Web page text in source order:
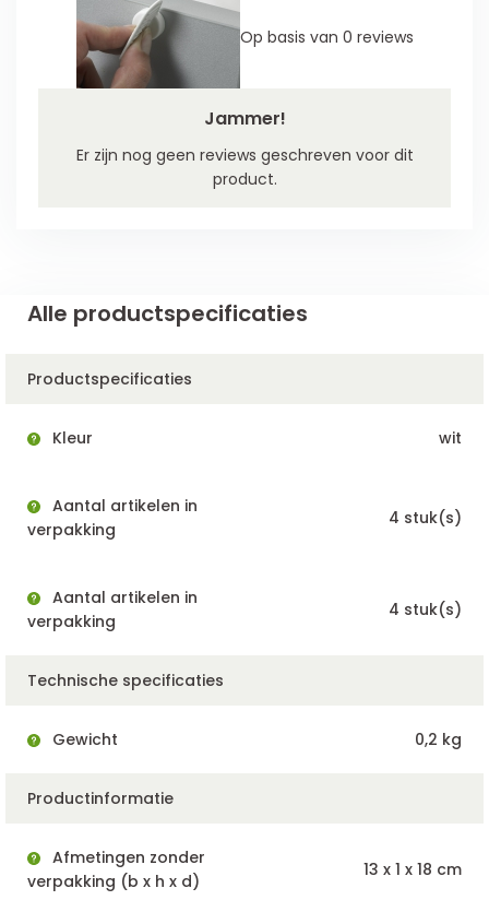
Jammer!
Er zijn nog geen reviews geschreven voor dit
product.
Op basis van 0 reviews
Alle productspecificaties
Productspecificaties
Kleur wit
Aantal artikelen in
verpakking
4 stuk(s)
Aantal artikelen in
verpakking
4 stuk(s)
Technische specificaties
Gewicht 0,2 kg
Productinformatie
Afmetingen zonder
verpakking (b x h x d)
13 x 1 x 18 cm